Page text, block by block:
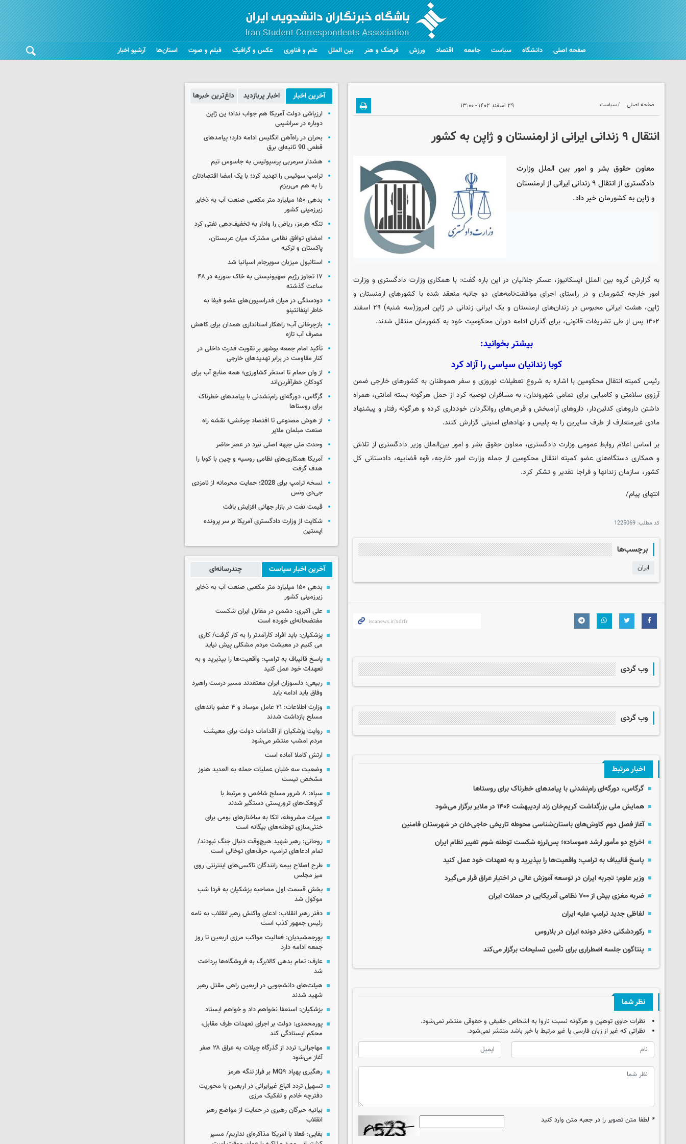
صفحه اصلی دانشگاه سیاست جامعه اقتصاد ورزش فرهنگ و هنر بین الملل علم و فناوری عکس و گرافیک فیلم و صوت استان‌ها آرشیو اخبار
صفحه اصلی سیاست ۲۹ اسفند ۱۴۰۲ - ۱۳:۰۰
انتقال ۹ زندانی ایرانی از ارمنستان و ژاپن به کشور
معاون حقوق بشر و امور بین الملل وزارت
دادگستری از انتقال ۹ زندانی ایرانی از ارمنستان
و ژاپن به کشورمان خبر داد.
به گزارش گروه بین الملل ایسکانیوز، عسکر جلالیان در این باره گفت: با همکاری وزارت دادگستری و وزارت
امور خارجه کشورمان و در راستای اجرای موافقت‌نامه‌های دو جانبه منعقد شده با کشورهای ارمنستان و
ژاپن، هشت ایرانی محبوس در زندان‌های ارمنستان و یک ایرانی زندانی در ژاپن امروز(سه شنبه) ۲۹ اسفند
۱۴۰۲ پس از طی تشریفات قانونی، برای گذران ادامه دوران محکومیت خود به کشورمان منتقل شدند.
بیشتر بخوانید:
کوبا زندانیان سیاسی را آزاد کرد
رئیس کمیته انتقال محکومین با اشاره به شروع تعطیلات نوروزی و سفر هموطنان به کشورهای خارجی ضمن
آرزوی سلامتی و کامیابی برای تمامی شهروندان، به مسافران توصیه کرد از حمل هرگونه بسته‌ امانتی، همراه
داشتن داروهای کدئین‌دار، داروهای آرامبخش و قرص‌های روانگردان خودداری کرده و هرگونه رفتار و پیشنهاد
مادی غیرمتعارف از طرف سایرین را به پلیس و نهادهای امنیتی گزارش کنند.
بر اساس اعلام روابط عمومی وزارت دادگستری، معاون حقوق بشر و امور بین‌الملل وزیر دادگستری از تلاش
و همکاری دستگاه‌های عضو کمیته انتقال محکومین از جمله وزارت امور خارجه، قوه قضاییه، دادستانی کل
کشور، سازمان زندان‎ها و فراجا تقدیر و تشکر کرد.
انتهای پیام/
کد مطلب: 1225069
برچسب‌ها
ایران
وب گردی
وب گردی
اخبار مرتبط
گرگاس، دورگه‌ای رام‌نشدنی با پیامدهای خطرناک برای روستاها
همایش ملی بزرگداشت کریم‌خان زند اردیبهشت ۱۴۰۶ در ملایر برگزار می‌شود
آغاز فصل دوم کاوش‌های باستان‌شناسی محوطه تاریخی حاجی‌خان در شهرستان فامنین
اخراج دو مأمور ارشد «موساد»؛ پس‌لرزه شکست توطئه شوم تغییر نظام ایران
پاسخ قالیباف به ترامپ: واقعیت‌ها را بپذیرید و به تعهدات خود عمل کنید
وزیر علوم: تجربه ایران در توسعه آموزش عالی در اختیار عراق قرار می‌گیرد
ضربه مغزی بیش از ۷۰۰ نظامی آمریکایی در حملات ایران
لفاظی جدید ترامپ علیه ایران
رکوردشکنی دختر دونده ایران در بلاروس
پنتاگون جلسه اضطراری برای تأمین تسلیحات برگزار می‌کند
نظر شما
نظرات حاوی توهین و هرگونه نسبت ناروا به اشخاص حقیقی و حقوقی منتشر نمی‌شود.
نظراتی که غیر از زبان فارسی یا غیر مرتبط با خبر باشد منتشر نمی‌شود.
* لطفا متن تصویر را در جعبه متن وارد کنید
آخرین اخبار اخبار پربازدید داغ‌ترین خبرها
ارزپاشی دولت آمریکا هم جواب نداد؛ ین ژاپن
دوباره در سراشیبی
بحران در راه‌آهن انگلیس ادامه دارد؛ پیامدهای
قطعی 90 ثانیه‌ای برق
هشدار سرمربی پرسپولیس به جاسوس تیم
ترامپ سوئیس را تهدید کرد؛ با یک امضا اقتصادتان
را به هم می‌ریزم
بدهی ۱۵۰ میلیارد متر مکعبی صنعت آب به ذخایر
زیرزمینی کشور
تنگه هرمز، ریاض را وادار به تخفیف‌دهی نفتی کرد
امضای توافق نظامی مشترک میان عربستان،
پاکستان و ترکیه
استانبول میزبان سوپرجام اسپانیا شد
۱۷ تجاوز رژیم صهیونیستی به خاک سوریه در ۴۸
ساعت گذشته
دودستگی در میان فدراسیون‌های عضو فیفا به
خاطر اینفانتینو
بازچرخانی آب؛ راهکار استانداری همدان برای کاهش
مصرف آب تازه
تأکید امام جمعه بوشهر بر تقویت قدرت داخلی در
کنار مقاومت در برابر تهدیدهای خارجی
از وان حمام تا استخر کشاورزی؛ همه منابع آب برای
کودکان خطرآفرین‌اند
گرگاس، دورگه‌ای رام‌نشدنی با پیامدهای خطرناک
برای روستاها
از هوش مصنوعی تا اقتصاد چرخشی؛ نقشه راه
صنعت مبلمان ملایر
وحدت ملی جبهه اصلی نبرد در عصر حاضر
آمریکا همکاری‌های نظامی روسیه و چین با کوبا را
هدف گرفت
نسخه ترامپ برای 2028؛ حمایت محرمانه از نامزدی
جی‌دی ونس
قیمت نفت در بازار جهانی افزایش یافت
شکایت از وزارت دادگستری آمریکا بر سر پرونده
اپستین
آخرین اخبار سیاست چندرسانه‌ای
بدهی ۱۵۰ میلیارد متر مکعبی صنعت آب به ذخایر
زیرزمینی کشور
علی اکبری: دشمن در مقابل ایران شکست
مفتضحانه‌ای خورده است
پزشکیان: باید افراد کارآمدتر را به کار گرفت/ کاری
می کنیم در معیشت مردم مشکلی پیش نیاید
پاسخ قالیباف به ترامپ: واقعیت‌ها را بپذیرید و به
تعهدات خود عمل کنید
ربیعی: دلسوزان ایران معتقدند مسیر درست راهبرد
وفاق باید ادامه یابد
وزارت اطلاعات: ۲۱ عامل موساد و ۴ عضو باندهای
مسلح بازداشت شدند
روایت پزشکیان از اقدامات دولت برای معیشت
مردم امشب منتشر می‌شود
ارتش کاملا آماده است
وضعیت سه خلبان عملیات حمله به العدید هنوز
مشخص نیست
سپاه: ۸ شرور مسلح شاخص و مرتبط با
گروهک‌های تروریستی دستگیر شدند
میراث مشروطه، اتکا به ساختارهای بومی برای
خنثی‌سازی توطئه‌های بیگانه است
روحانی: رهبر شهید هیچ‌وقت دنبال جنگ نبودند/
تمام ادعاهای ترامپ، حرف‌های توخالی است
طرح اصلاح بیمه رانندگان تاکسی‌های اینترنتی روی
میز مجلس
پخش قسمت اول مصاحبه پزشکیان به فردا شب
موکول شد
دفتر رهبر انقلاب: ادعای واکنش رهبر انقلاب به نامه
رئیس جمهور کذب است
پورجمشیدیان: فعالیت مواکب مرزی اربعین تا روز
جمعه ادامه دارد
عارف: تمام بدهی کالابرگ به فروشگاه‌ها پرداخت
شد
هیئت‌های دانشجویی در اربعین راهی مقتل رهبر
شهید شدند
پزشکیان: استعفا نخواهم داد و خواهم ایستاد
پورمحمدی: دولت بر اجرای تعهدات طرف مقابل،
محکم ایستادگی کند
مهاجرانی: تردد از گذرگاه چیلات به عراق ۲۸ صفر
آغاز می‌شود
رهگیری پهپاد MQ۹ بر فراز تنگه هرمز
تسهیل تردد اتباع غیرایرانی در اربعین با محوریت
دفترچه خادم و تفکیک مرزی
بیانیه خبرگان رهبری در حمایت از مواضع رهبر
انقلاب
بقایی: فعلا با آمریکا مذاکره‌ای نداریم/ مسیر